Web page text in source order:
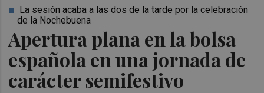
Apertura plana en la bolsa
española en una jornada de
carácter semifestivo
La sesión acaba a las dos de la tarde por la celebración
de la Nochebuena